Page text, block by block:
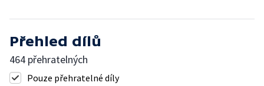
Přehled dílů
464 přehratelných
Pouze přehratelné díly